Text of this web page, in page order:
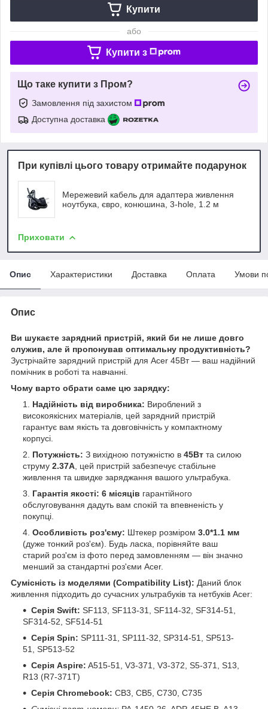
Купити
або
Купити з
Що таке купити з Пром?
Замовлення під захистом
Доступна доставка
При купівлі цього товару отримайте подарунок
Мережевий кабель для адаптера живлення
ноутбука, євро, конюшина, 3-hole, 1.2 м
Приховати
Опис Характеристики Доставка Оплата Умови
Опис
Ви шукаєте зарядний пристрій, який би не лише довго
служив, але й пропонував оптимальну продуктивність?
Зустрічайте зарядний пристрій для Acer 45Вт — ваш надійний
помічник в роботі та навчанні.
Чому варто обрати саме цю зарядку:
Надійність від виробника: Вироблений з
високоякісних матеріалів, цей зарядний пристрій
гарантує вам якість та довговічність у компактному
корпусі.
Потужність: З вихідною потужністю в 45Вт та силою
струму 2.37А , цей пристрій забезпечує стабільне
живлення та швидке заряджання вашого ультрабука.
Гарантія якості: 6 місяців гарантійного
обслуговування дадуть вам спокій та впевненість у
покупці.
Особливість роз'єму: Штекер розміром 3.0*1.1 мм
(дуже тонкий роз'єм). Будь ласка, порівняйте ваш
старий роз'єм із фото перед замовленням — він значно
менший за стандартні роз'єми Acer.
Сумісність із моделями (Compatibility List): Даний блок
живлення підходить до сучасних ультрабуків та нетбуків Acer:
Серія Swift: SF113, SF113-31, SF114-32, SF314-51,
SF314-52, SF514-51
Серія Spin: SP111-31, SP111-32, SP314-51, SP513-
51, SP513-52
Серія Aspire: A515-51, V3-371, V3-372, S5-371, S13,
R13 (R7-371T)
Серія Chromebook: CB3, CB5, C730, C735